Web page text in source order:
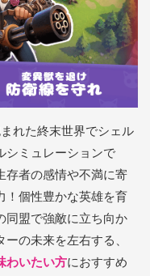
れた終末世界でシェル
シミュレーションで
存者の感情や不満に寄
！個性豊かな英雄を育
同盟で強敵に立ち向か
の未来を左右する、
わいたい方におすすめ